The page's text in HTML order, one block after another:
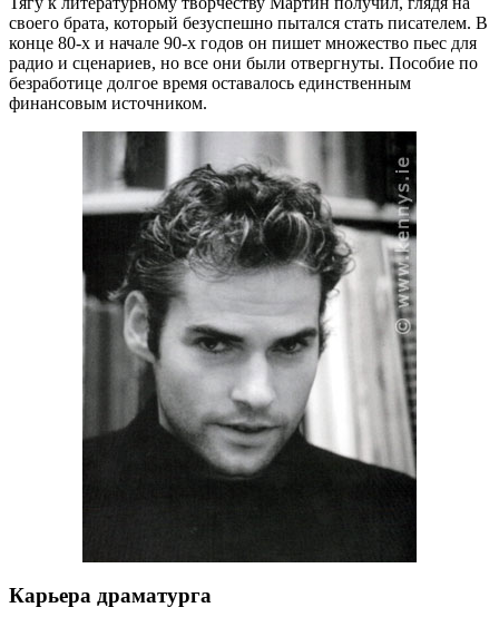
своего брата, который безуспешно пытался стать писателем. В
конце 80-х и начале 90-х годов он пишет множество пьес для
радио и сценариев, но все они были отвергнуты. Пособие по
безработице долгое время оставалось единственным
финансовым источником.
Карьера драматурга